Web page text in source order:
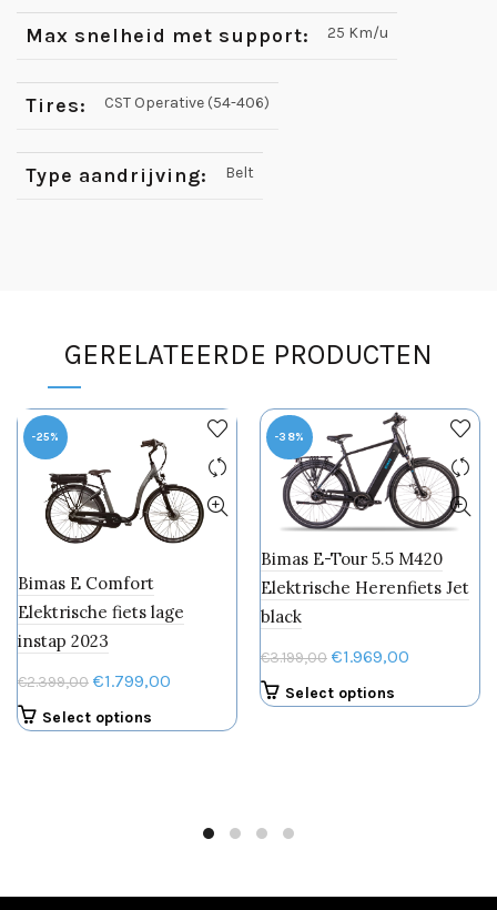
Max snelheid met support: 25 Km/u
Tires: CST Operative (54-406)
Type aandrijving: Belt
GERELATEERDE PRODUCTEN
-25%
Bimas E Comfort
Elektrische fiets lage
instap 2023
€2.399,00 Oorspronkelijke
prijs
was:
€1.799,00
is:
Select options
-38%
Bimas E-Tour 5.5 M420
Elektrische Herenfiets Jet
black
€3.199,00 Oorspronkelijke
prijs
was:
€1.969,00
is:
Select options